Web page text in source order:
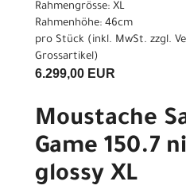
Rahmengrösse: XL
Rahmenhöhe: 46cm
pro Stück (inkl. MwSt. zzgl.
Grossartikel)
6.299,00 EUR
Moustache
Game 150.7
glossy XL